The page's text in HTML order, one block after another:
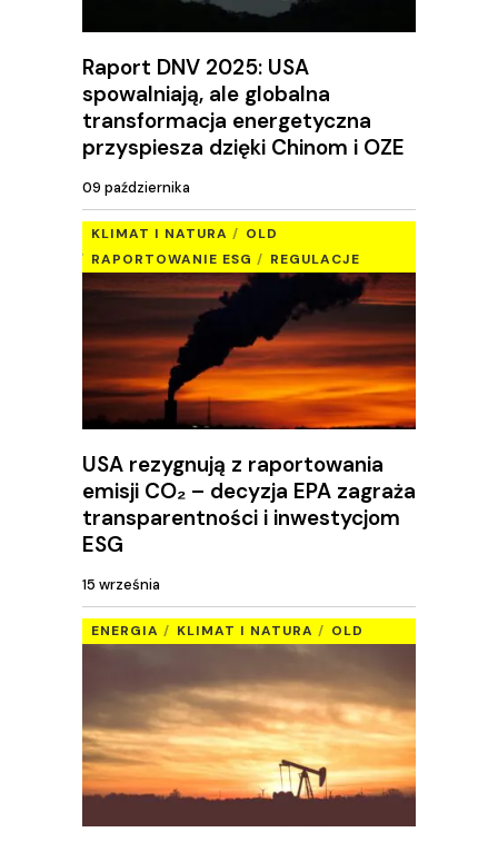
Raport DNV 2025: USA
spowalniają, ale globalna
transformacja energetyczna
przyspiesza dzięki Chinom i OZE
09 października
KLIMAT I NATURA
OLD
RAPORTOWANIE ESG
REGULACJE
USA rezygnują z raportowania
emisji CO₂ – decyzja EPA zagraża
transparentności i inwestycjom
ESG
15 września
ENERGIA KLIMAT I NATURA OLD